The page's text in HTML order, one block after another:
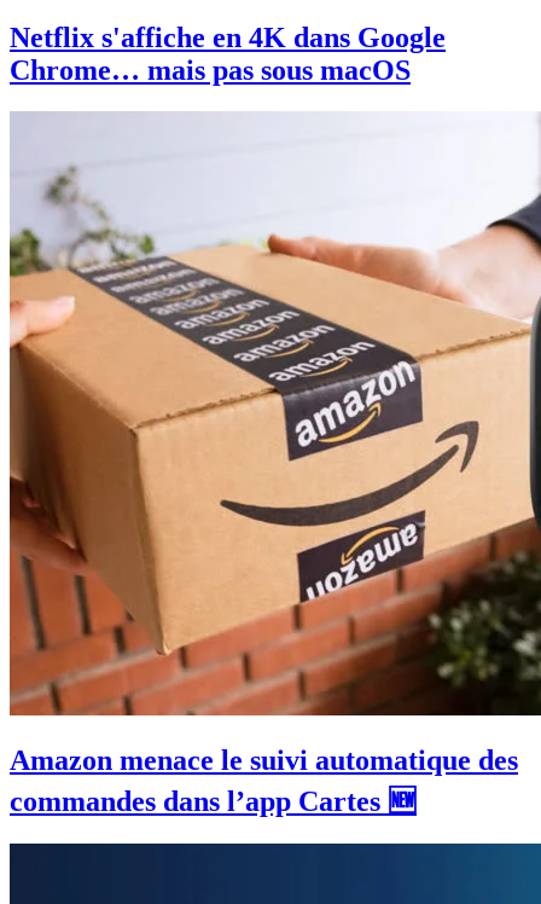
Netflix s'affiche en 4K dans Google
Chrome… mais pas sous macOS
Amazon menace le suivi automatique des
commandes dans l’app Cartes 🆕